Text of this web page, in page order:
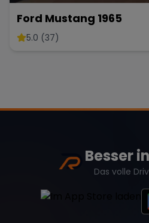
Ford Mustang 1965
5.0 (37)
Besser
Das volle